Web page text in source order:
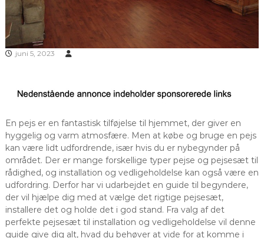
juni 5, 2023
En pejs er en fantastisk tilføjelse til hjemmet, der giver en
hyggelig og varm atmosfære. Men at købe og bruge en pejs
kan være lidt udfordrende, især hvis du er nybegynder på
området. Der er mange forskellige typer pejse og pejsesæt til
rådighed, og installation og vedligeholdelse kan også være en
udfordring. Derfor har vi udarbejdet en guide til begyndere,
der vil hjælpe dig med at vælge det rigtige pejsesæt,
installere det og holde det i god stand. Fra valg af det
perfekte pejsesæt til installation og vedligeholdelse vil denne
guide give dig alt, hvad du behøver at vide for at komme i